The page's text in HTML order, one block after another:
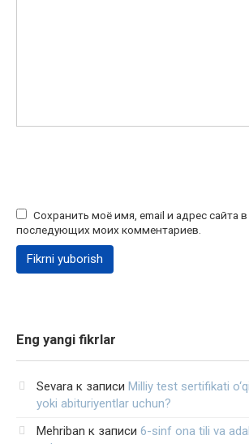
Сохранить моё имя, email и адрес сайта
последующих моих комментариев.
Eng yangi fikrlar
Sevara к записи Milliy test sertifikati
yoki abituriyentlar uchun?
Mehriban к записи 6-sinf ona tili va